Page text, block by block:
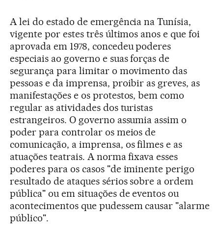
A lei do estado de emergência na Tunísia,
vigente por estes três últimos anos e que foi
aprovada em 1978, concedeu poderes
especiais ao governo e suas forças de
segurança para limitar o movimento das
pessoas e da imprensa, proibir as greves, as
manifestações e os protestos, bem como
regular as atividades dos turistas
estrangeiros. O governo assumia assim o
poder para controlar os meios de
comunicação, a imprensa, os filmes e as
atuações teatrais. A norma fixava esses
poderes para os casos "de iminente perigo
resultado de ataques sérios sobre a ordem
pública" ou em situações de eventos ou
acontecimentos que pudessem causar "alarme
público".